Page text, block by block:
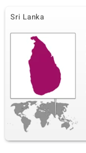
Sri Lanka